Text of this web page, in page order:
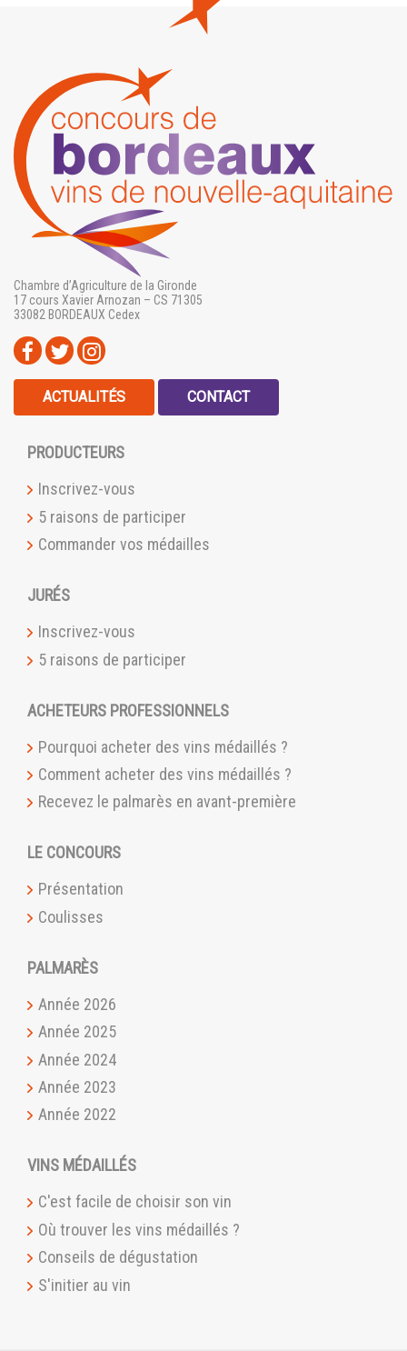
Chambre d’Agriculture de la Gironde
17 cours Xavier Arnozan – CS 71305
33082 BORDEAUX Cedex
ACTUALITÉS CONTACT
PRODUCTEURS
Inscrivez-vous
5 raisons de participer
Commander vos médailles
JURÉS
Inscrivez-vous
5 raisons de participer
ACHETEURS PROFESSIONNELS
Pourquoi acheter des vins médaillés ?
Comment acheter des vins médaillés ?
Recevez le palmarès en avant-première
LE CONCOURS
Présentation
Coulisses
PALMARÈS
Année 2026
Année 2025
Année 2024
Année 2023
Année 2022
VINS MÉDAILLÉS
C'est facile de choisir son vin
Où trouver les vins médaillés ?
Conseils de dégustation
S'initier au vin